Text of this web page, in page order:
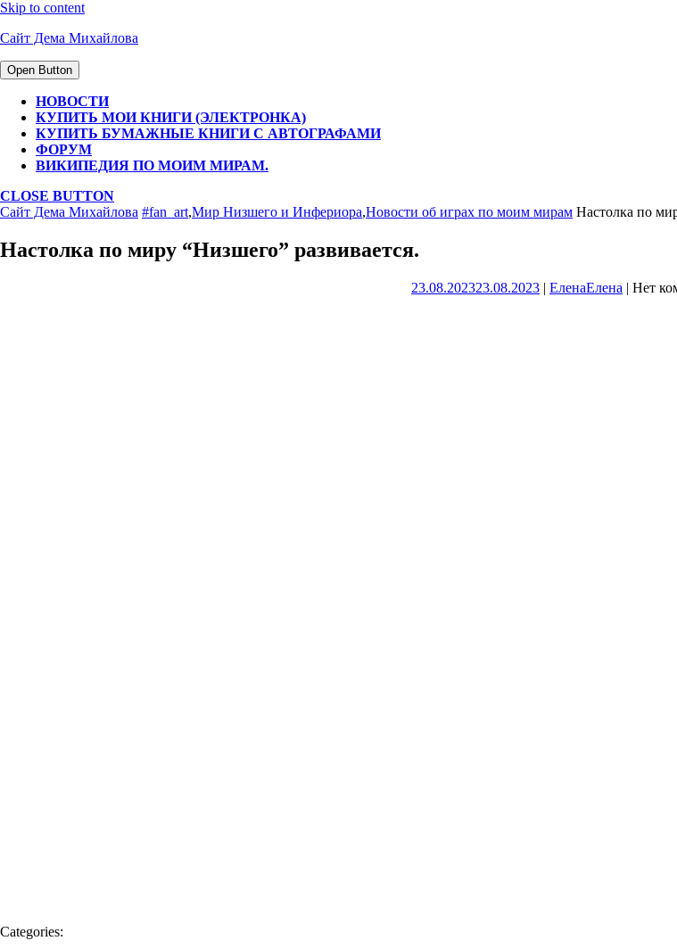
Skip to content
Сайт Дема Михайлова
Open Button
НОВОСТИ
КУПИТЬ МОИ КНИГИ (ЭЛЕКТРОНКА)
КУПИТЬ БУМАЖНЫЕ КНИГИ С АВТОГРАФАМИ
ФОРУМ
ВИКИПЕДИЯ ПО МОИМ МИРАМ.
CLOSE BUTTON
Сайт Дема Михайлова #fan_art,Мир Низшего и Инфериора,Новости об играх по моим мирам Настолка по
Настолка по миру “Низшего” развивается.
23.08.202323.08.2023 | ЕленаЕлена | Нет
Categories: